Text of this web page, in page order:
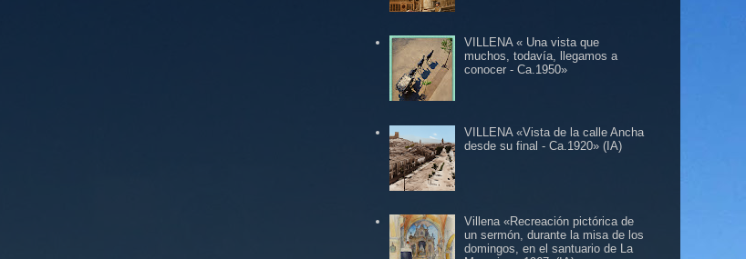
VILLENA « Una vista que
muchos, todavía, llegamos a
conocer - Ca.1950»
VILLENA «Vista de la calle Ancha
desde su final - Ca.1920» (IA)
Villena «Recreación pictórica de
un sermón, durante la misa de los
domingos, en el santuario de La